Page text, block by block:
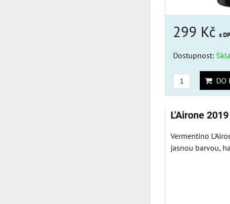
299 Kč s
Dostupnost:
DO
L'Airone
Vermentino
jasnou barvou,